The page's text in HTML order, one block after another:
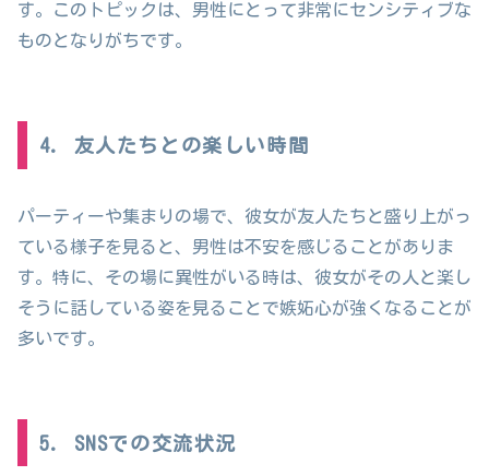
す。このトピックは、男性にとって非常にセンシティブな
ものとなりがちです。
4. 友人たちとの楽しい時間
パーティーや集まりの場で、彼女が友人たちと盛り上がっ
ている様子を見ると、男性は不安を感じることがありま
す。特に、その場に異性がいる時は、彼女がその人と楽し
そうに話している姿を見ることで嫉妬心が強くなることが
多いです。
5. SNSでの交流状況